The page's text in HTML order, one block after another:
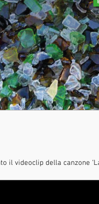
il videoclip della canzone